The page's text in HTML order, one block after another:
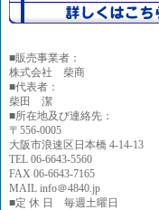
■販売事業者：
株式会社 柴商
■代表者：
柴田 潔
■所在地及び連絡先：
〒556-0005
大阪市浪速区日本橋 4-14-13
TEL 06-6643-5560
FAX 06-6643-7165
MAIL info＠4840.jp
■定 休 日 毎週土曜日